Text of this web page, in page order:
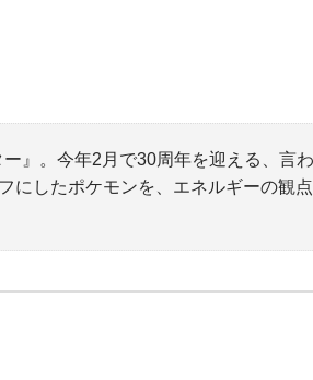
』。今年2月で30周年を迎える、言
にしたポケモンを、エネルギーの観